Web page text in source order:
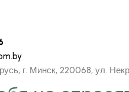
г. Минск, 220068, ул.